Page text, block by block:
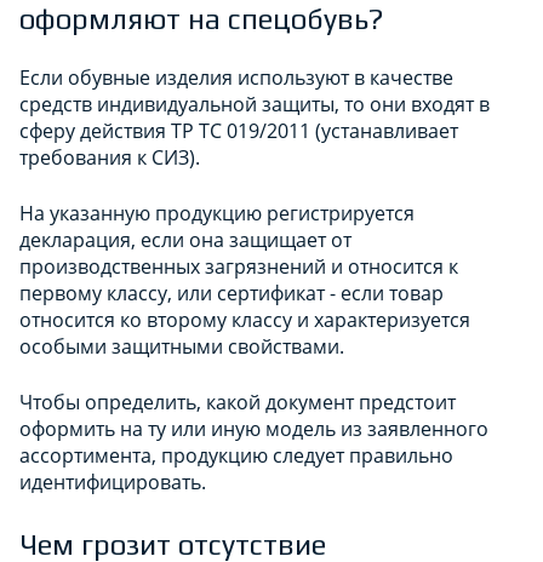
оформляют на спецобувь?
Если обувные изделия используют в качестве
средств индивидуальной защиты, то они входят в
сферу действия ТР ТС 019/2011 (устанавливает
требования к СИЗ).
На указанную продукцию регистрируется
декларация, если она защищает от
производственных загрязнений и относится к
первому классу, или сертификат - если товар
относится ко второму классу и характеризуется
особыми защитными свойствами.
Чтобы определить, какой документ предстоит
оформить на ту или иную модель из заявленного
ассортимента, продукцию следует правильно
идентифицировать.
Чем грозит отсутствие